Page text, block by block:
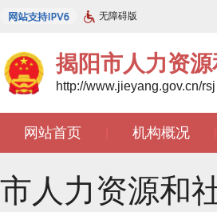
无障碍版
揭阳市人力资
http://www.jieyang.gov.cn/rsj
网站首页 机构概况
市人力资源和